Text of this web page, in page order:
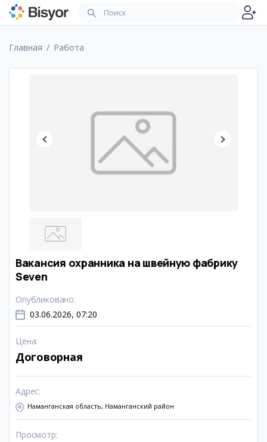
Главная Работа
Вакансия охранника на швейную фабрику
Seven
Опубликовано:
03.06.2026, 07:20
Цена:
Договорная
Адрес:
Наманганская область, Наманганский район
Просмотр: